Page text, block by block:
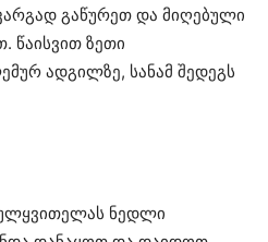
გაწურეთ და მიღებული
წაისვით ზეთი
ადგილზე, სანამ შედეგს
ნედლი